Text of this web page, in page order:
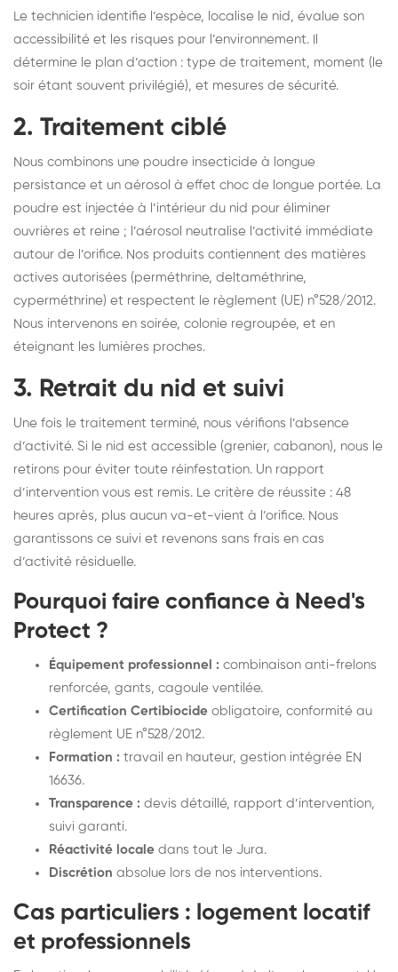
Le technicien identifie l’espèce, localise le nid, évalue son
accessibilité et les risques pour l’environnement. Il
détermine le plan d’action : type de traitement, moment (le
soir étant souvent privilégié), et mesures de sécurité.
2. Traitement ciblé
Nous combinons une poudre insecticide à longue
persistance et un aérosol à effet choc de longue portée. La
poudre est injectée à l’intérieur du nid pour éliminer
ouvrières et reine ; l’aérosol neutralise l’activité immédiate
autour de l’orifice. Nos produits contiennent des matières
actives autorisées (perméthrine, deltaméthrine,
cyperméthrine) et respectent le règlement (UE) n°528/2012.
Nous intervenons en soirée, colonie regroupée, et en
éteignant les lumières proches.
3. Retrait du nid et suivi
Une fois le traitement terminé, nous vérifions l’absence
d’activité. Si le nid est accessible (grenier, cabanon), nous le
retirons pour éviter toute réinfestation. Un rapport
d’intervention vous est remis. Le critère de réussite : 48
heures après, plus aucun va-et-vient à l’orifice. Nous
garantissons ce suivi et revenons sans frais en cas
d’activité résiduelle.
Pourquoi faire confiance à Need's
Protect ?
Équipement professionnel : combinaison anti-frelons
renforcée, gants, cagoule ventilée.
Certification Certibiocide obligatoire, conformité au
règlement UE n°528/2012.
Formation : travail en hauteur, gestion intégrée EN
16636.
Transparence : devis détaillé, rapport d’intervention,
suivi garanti.
Réactivité locale dans tout le Jura.
Discrétion absolue lors de nos interventions.
Cas particuliers : logement locatif
et professionnels